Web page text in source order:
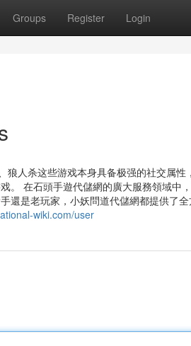
Groups Register Login
狼人杀这些游戏本身具备极强的社交属
。 在石頭手遊代儲網的廣大服務領域中
還是老玩家，小妖問道代儲網都提供了
wiki.com/user